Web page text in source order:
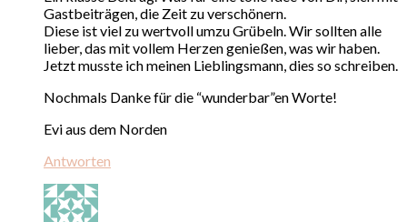
Gastbeiträgen, die Zeit zu verschönern.
Diese ist viel zu wertvoll umzu Grübeln. Wir sollten alle
lieber, das mit vollem Herzen genießen, was wir haben.
Jetzt musste ich meinen Lieblingsmann, dies so schreiben.
Nochmals Danke für die “wunderbar”en Worte!
Evi aus dem Norden
Antworten